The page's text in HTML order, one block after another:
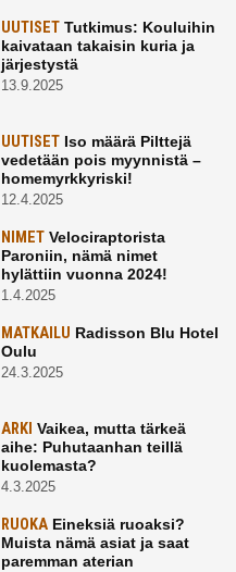
UUTISETTutkimus: Kouluihin
kaivataan takaisin kuria ja
järjestystä
13.9.2025
UUTISETIso määrä Pilttejä
vedetään pois myynnistä –
homemyrkkyriski!
12.4.2025
NIMETVelociraptorista
Paroniin, nämä nimet
hylättiin vuonna 2024!
1.4.2025
MATKAILU Radisson Blu Hotel
Oulu
24.3.2025
ARKI Vaikea, mutta tärkeä
aihe: Puhutaanhan teillä
kuolemasta?
4.3.2025
RUOKAEineksiä ruoaksi?
Muista nämä asiat ja saat
paremman aterian